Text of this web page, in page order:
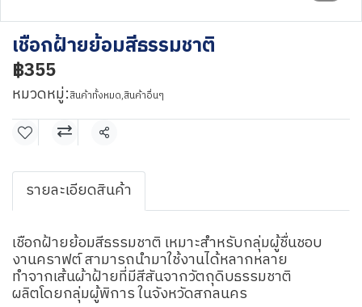
เชือกฝ้ายย้อมสีธรรมชาติ
฿355
หมวดหมู่:สินค้าทั้งหมด,สินค้าอื่นๆ
แชร์
รายละเอียดสินค้า
เชือกฝ้ายย้อมสีธรรมชาติ เหมาะสำหรับกลุ่มผู้ชื่นชอบ
งานคราฟต์ สามารถนำมาใช้งานได้หลากหลาย
ทำจากเส้นผ้าฝ้ายที่มีสีสันจากวัตถุดิบธรรมชาติ
ผลิตโดยกลุ่มผู้พิการ ในจังหวัดสกลนคร